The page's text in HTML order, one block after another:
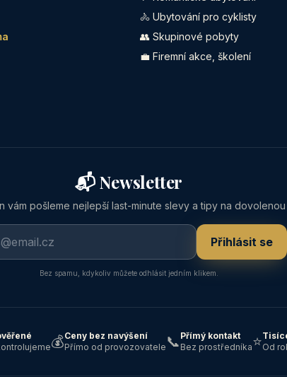
🚴 Ubytování pro cyklisty
👥 Skupinové pobyty
💼 Firemní akce, školení
📬 Newsletter
vám pošleme nejlepší last-minute slevy a tipy na dovolenou
Přihlásit se
Bez spamu, kdykoliv můžete odhlásit jedním klikem.
💰Ceny bez navýšení
Přímo od provozovatele 📞 Přímý kontakt
Bez prostředníka⭐Od